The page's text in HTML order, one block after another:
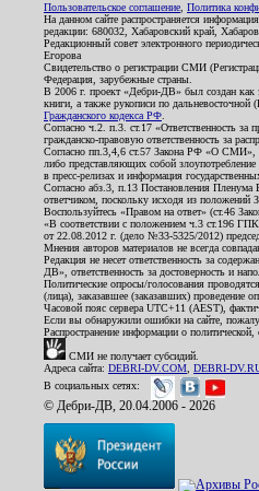
Пользовательское соглашение Политика
На данном сайте распространяется
редакции: 680032, Хабаровский край,
Редакционный совет электронного
Егорова
Свидетельство о регистрации СМИ
Федерация, зарубежные страны.
В 2006 г. проект «Дебри-ДВ» был создан как
книги, а также рукописи по
Гражданского кодекса РФ
Согласно ч.2. п.3. ст.17 «Ответственность
гражданско-правовую ответственность за
Согласно пп.3,4,6 ст.57 Закона РФ «О СМИ»,
либо представляющих собой
в пресс-релизах и информация
Согласно абз.3, п.13 Постановления
ответчиком, поскольку исходя из положений
Воспользуйтесь «Правом на ответ» (ст.46
«В соответствии с положением ч.3 ст.196
от 22.08.2012 г. (дело №33-5325/2012)
Мнения авторов материалов не всегда
Редакция не несет ответственность за
ДВ», ответственность за достоверность и
Политические опросы/голосования
(лица), заказавшее (заказавших) проведение
Часовой пояс сервера UTC+11 (AEST),
Если вы обнаружили ошибки на сайте,
Распространение информации о
СМИ не получает субсидий.
Адреса сайта: DEBRI-DV.COM DEBRI-
В социальных сетях:
© Дебри-ДВ, 20.04.2006 - 2026